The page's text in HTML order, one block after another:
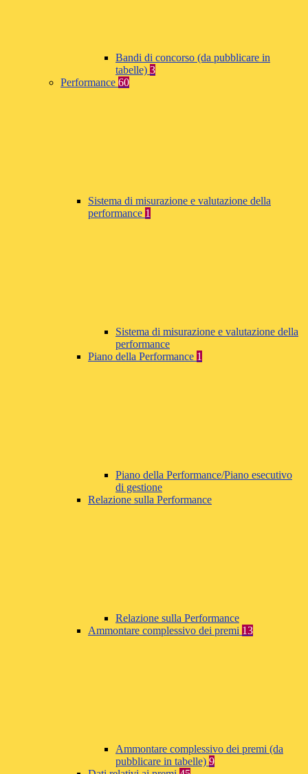
Bandi di concorso (da pubblicare in
tabelle) 3
Performance 60
Sistema di misurazione e valutazione della
performance 1
Sistema di misurazione e valutazione della
performance
Piano della Performance 1
Piano della Performance/Piano esecutivo
di gestione
Relazione sulla Performance
Relazione sulla Performance
Ammontare complessivo dei premi 13
Ammontare complessivo dei premi (da
pubblicare in tabelle) 9